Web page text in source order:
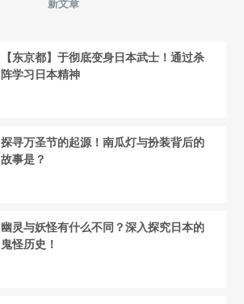
新文章
【东京都】于彻底变身日本武士！通过杀
阵学习日本精神
探寻万圣节的起源！南瓜灯与扮装背后的
故事是？
幽灵与妖怪有什么不同？深入探究日本的
鬼怪历史！